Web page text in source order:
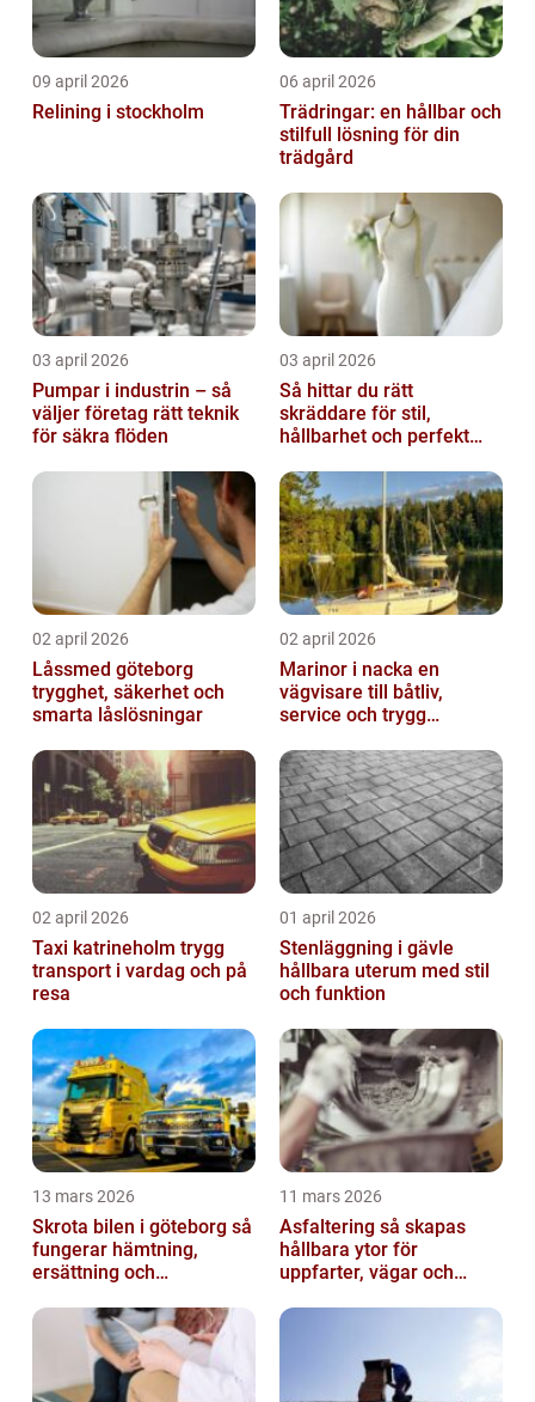
09 april 2026
Relining i stockholm
06 april 2026
Trädringar: en hållbar och
stilfull lösning för din
trädgård
03 april 2026
Pumpar i industrin – så
väljer företag rätt teknik
för säkra flöden
03 april 2026
Så hittar du rätt
skräddare för stil,
hållbarhet och perfekt
02 april 2026
Låssmed göteborg
trygghet, säkerhet och
smarta låslösningar
02 april 2026
Marinor i nacka en
vägvisare till båtliv,
service och trygg
02 april 2026
Taxi katrineholm trygg
transport i vardag och på
resa
01 april 2026
Stenläggning i gävle
hållbara uterum med stil
och funktion
13 mars 2026
Skrota bilen i göteborg så
fungerar hämtning,
ersättning och
11 mars 2026
Asfaltering så skapas
hållbara ytor för
uppfarter, vägar och